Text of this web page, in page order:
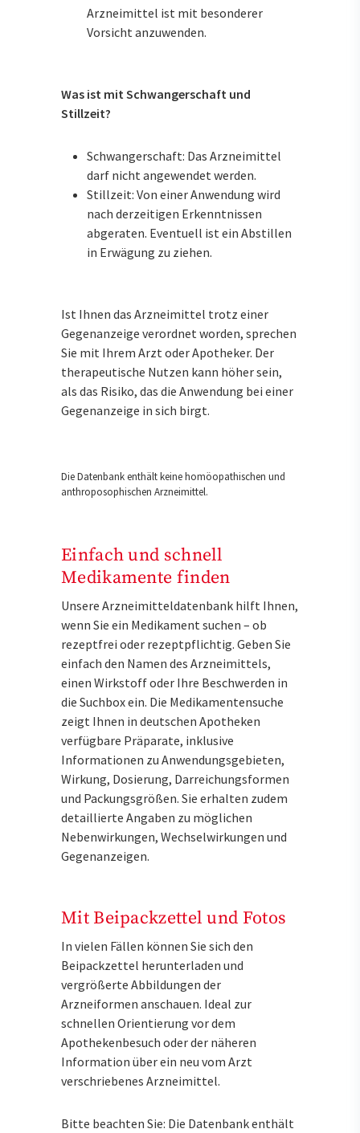
Arzneimittel ist mit besonderer
Vorsicht anzuwenden.
Was ist mit Schwangerschaft und
Stillzeit?
Schwangerschaft: Das Arzneimittel
darf nicht angewendet werden.
Stillzeit: Von einer Anwendung wird
nach derzeitigen Erkenntnissen
abgeraten. Eventuell ist ein Abstillen
in Erwägung zu ziehen.
Ist Ihnen das Arzneimittel trotz einer
Gegenanzeige verordnet worden, sprechen
Sie mit Ihrem Arzt oder Apotheker. Der
therapeutische Nutzen kann höher sein,
als das Risiko, das die Anwendung bei einer
Gegenanzeige in sich birgt.
Die Datenbank enthält keine homöopathischen und
anthroposophischen Arzneimittel.
Einfach und schnell
Medikamente finden
Unsere Arzneimitteldatenbank hilft Ihnen,
wenn Sie ein Medikament suchen – ob
rezeptfrei oder rezeptpflichtig. Geben Sie
einfach den Namen des Arzneimittels,
einen Wirkstoff oder Ihre Beschwerden in
die Suchbox ein. Die Medikamentensuche
zeigt Ihnen in deutschen Apotheken
verfügbare Präparate, inklusive
Informationen zu Anwendungsgebieten,
Wirkung, Dosierung, Darreichungsformen
und Packungsgrößen. Sie erhalten zudem
detaillierte Angaben zu möglichen
Nebenwirkungen, Wechselwirkungen und
Gegenanzeigen.
Mit Beipackzettel und Fotos
In vielen Fällen können Sie sich den
Beipackzettel herunterladen und
vergrößerte Abbildungen der
Arzneiformen anschauen. Ideal zur
schnellen Orientierung vor dem
Apothekenbesuch oder der näheren
Information über ein neu vom Arzt
verschriebenes Arzneimittel.
Bitte beachten Sie: Die Datenbank enthält